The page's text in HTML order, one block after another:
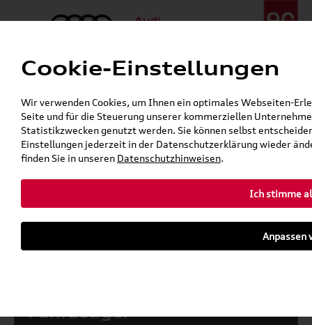
Menü
24h-Pannenhilfe:+49 (0)171 / 870 72 87
Öffnet in 7 Stunden, 36 Minuten
Verkauf:Mo. - Fr. 08:00 - 19:00 Uhr Sa. 09:00 - 13:00 Uhr
Service:Mo. - Fr. 06:00 - 20:00 Uhr Sa. 08:00 - 13:00 Uhr
Zurück zur Startseite
Fahrzeuge:
Cookie-Einstellungen
Wir verwenden Cookies, um Ihnen ein optimales Webseiten-
Seite und für die Steuerung unserer kommerziellen
Statistikzwecken genutzt werden. Sie können selbst
Einstellungen jederzeit in der Datenschutzerklärung wieder
finden Sie in unseren Datenschutzhinweisen.
Ich stimme
Anpassen